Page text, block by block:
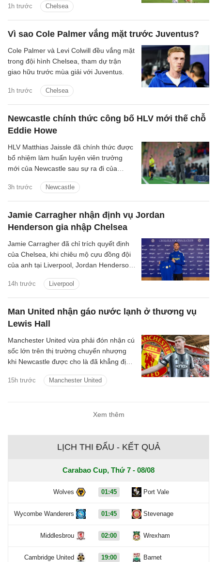
1h trước Chelsea
Vì sao Cole Palmer vắng mặt trước Juventus?
1h trước Chelsea
Cole Palmer và Levi Colwill đều vắng mặt
trong đội hình Chelsea, tham dự trận
giao hữu trước mùa giải với Juventus.
Newcastle chính thức công bố HLV mới thế chỗ
Eddie Howe
3h trước Newcastle
HLV Matthias Jaissle đã chính thức được
bổ nhiệm làm huấn luyện viên trưởng
mới của Newcastle sau sự ra đi của
Jamie Carragher nhận định vụ Jordan
Henderson gia nhập Chelsea
14h trước Liverpool
Jamie Carragher đã chỉ trích quyết định
của Chelsea, khi chiêu mộ cựu đồng đội
của anh tại Liverpool, Jordan Henderson,
Man United nhận gáo nước lạnh ở thương vụ
Lewis Hall
15h trước Manchester United
Manchester United vừa phải đón nhận cú
sốc lớn trên thị trường chuyển nhượng
khi Newcastle được cho là đã khẳng định
mùa hè năm nay.
Xem thêm
LỊCH THI ĐẤU - KẾT QUẢ
Carabao Cup, Thứ 7 - 08/08
Wolves 01:45 Port Vale
Wycombe Wanderers 01:45 Stevenage
Middlesbrou 02:00 Wrexham
Cambridge United 19:00 Barnet